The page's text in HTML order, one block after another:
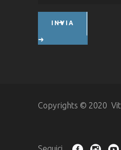
INVIA
Copyrights © 2020